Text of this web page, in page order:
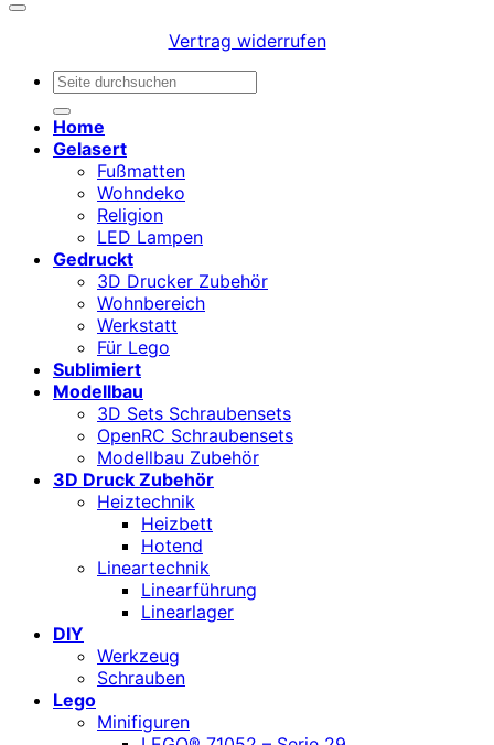
Vertrag widerrufen
Suchen
Home
Gelasert
Fußmatten
Wohndeko
Religion
LED Lampen
Gedruckt
3D Drucker Zubehör
Wohnbereich
Werkstatt
Für Lego
Sublimiert
Modellbau
3D Sets Schraubensets
OpenRC Schraubensets
Modellbau Zubehör
3D Druck Zubehör
Heiztechnik
Heizbett
Hotend
Lineartechnik
Linearführung
Linearlager
DIY
Werkzeug
Schrauben
Lego
Minifiguren